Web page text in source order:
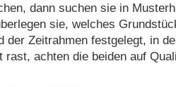
dann suchen sie in
sie, welches
der Zeitrahmen festgelegt, in
rast, achten die beiden auf